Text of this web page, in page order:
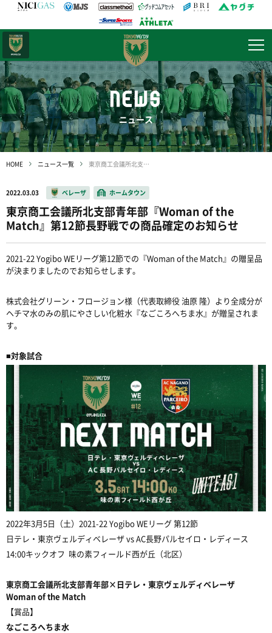
NEWS
ニュース
HOME ニュース一覧 東京商工会議所北支部青年部『Woman of the Match』第12節長野戦での商品確定のお知らせ
2022.03.03 ベレーザ ホームタウン
東京商工会議所北支部青年部『Woman of the
Match』第12節長野戦での商品確定のお知らせ
2021-22 Yogibo WEリーグ第12節での『Woman of the Match』の贈呈品
が決まりましたのでお知らせします。
株式会社グリーン・フロージョン様（代表取締役 油原 隆）より全成分が
ヘチマ水のみの肌にやさしい化粧水『なごころへちま水』が贈呈されま
す。
■対象試合
2022年3月5日（土）2021-22 Yogibo WEリーグ 第12節
日テレ・東京ヴェルディベレーザ vs AC長野パルセイロ・レディース
14:00キックオフ 味の素フィールド西が丘（北区）
東京商工会議所北支部青年部×日テレ・東京ヴェルディベレーザ
Woman of the Match
【賞品】
なごころへちま水